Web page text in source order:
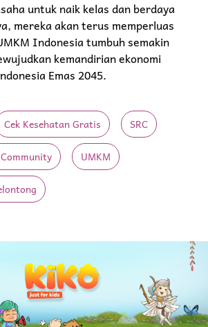
untuk naik kelas dan berdaya
mereka akan terus memperluas
Indonesia tumbuh semakin
kemandirian ekonomi
Emas 2045.
Cek Kesehatan Gratis SRC
UMKM